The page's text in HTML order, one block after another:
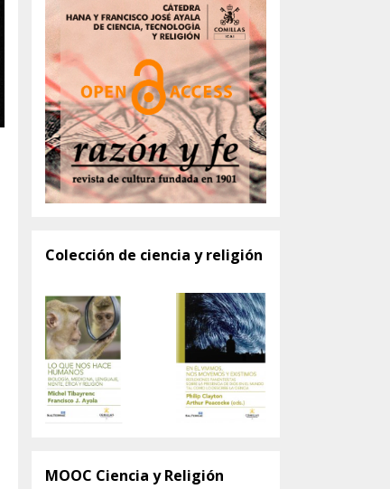
Colección de ciencia y religión
MOOC Ciencia y Religión